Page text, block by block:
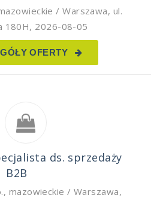
/ Warszawa, ul.
180H, 2026-08-05
OFERTY
ds. sprzedaży
B2B
, mazowieckie / Warszawa,